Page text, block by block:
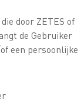
door ZETES of
de Gebruiker
een persoonlijke